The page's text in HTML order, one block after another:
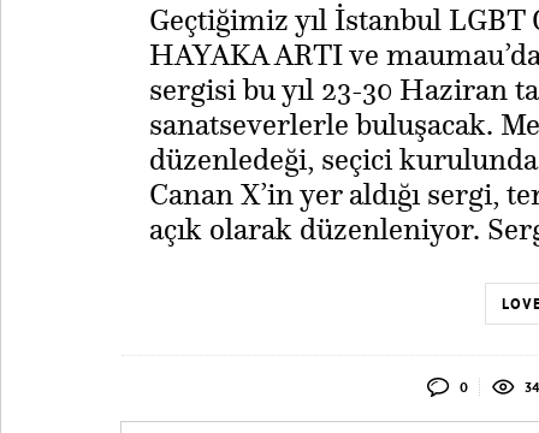
Geçtiğimiz yıl İstanbul LGBT
HAYAKA ARTI ve
sergisi bu yıl 23-30 Haziran
sanatseverlerle buluşacak.
düzenledeği, seçici
Canan X’in yer aldığı sergi,
açık olarak düzenleniyor.
0